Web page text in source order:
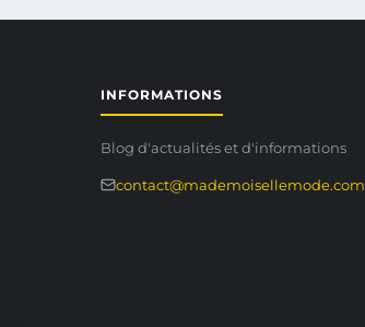
INFORMATIONS
Blog d'actualités et d'informations
contact@mademoisellemode.com